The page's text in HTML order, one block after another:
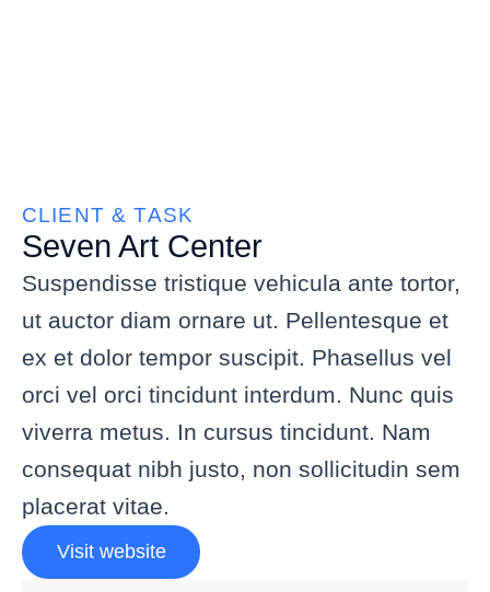
CLIENT & TASK
Seven Art Center
Suspendisse tristique vehicula ante tortor,
ut auctor diam ornare ut. Pellentesque et
ex et dolor tempor suscipit. Phasellus vel
orci vel orci tincidunt interdum. Nunc quis
viverra metus. In cursus tincidunt. Nam
consequat nibh justo, non sollicitudin sem
placerat vitae.
Visit website